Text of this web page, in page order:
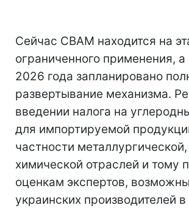
Сейчас CBAM находится на
ограниченного применения, а
2026 года запланировано
развертывание механизма.
введении налога на
для импортируемой
частности
химической отраслей и тому
оценкам экспертов,
украинских производителей в